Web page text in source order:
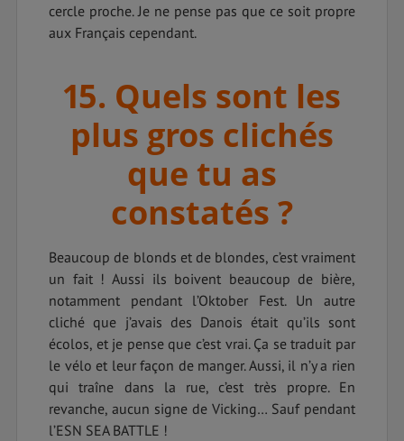
cercle proche. Je ne pense pas que ce soit propre
aux Français cependant.
15. Quels sont les
plus gros clichés
que tu as
constatés ?
Beaucoup de blonds et de blondes, c’est vraiment
un fait ! Aussi ils boivent beaucoup de bière,
notamment pendant l’Oktober Fest. Un autre
cliché que j’avais des Danois était qu’ils sont
écolos, et je pense que c’est vrai. Ça se traduit par
le vélo et leur façon de manger. Aussi, il n’y a rien
qui traîne dans la rue, c’est très propre. En
revanche, aucun signe de Vicking… Sauf pendant
l’ESN SEA BATTLE !